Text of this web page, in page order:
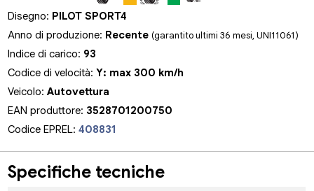
Disegno: PILOT SPORT4
Anno di produzione: Recente(garantito ultimi 36 mesi, UNI11061)
Indice di carico: 93
Codice di velocità:Y: max 300 km/h
Veicolo:Autovettura
EAN produttore: 3528701200750
Codice EPREL:408831
Specifiche tecniche